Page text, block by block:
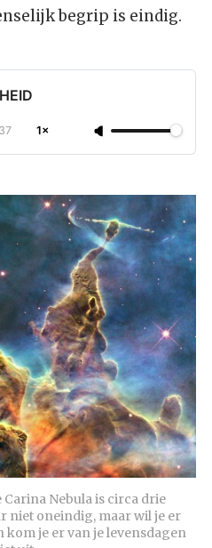
begrip is eindig.
1×
Nebula is circa drie
niet oneindig, maar wil je er
kom je er van je levensdagen